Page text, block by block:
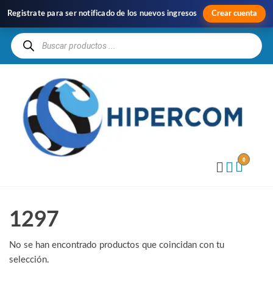
Registrate para ser notificado de los nuevos ingresos Crear cuenta
0
1297
No se han encontrado productos que coincidan con tu
selección.